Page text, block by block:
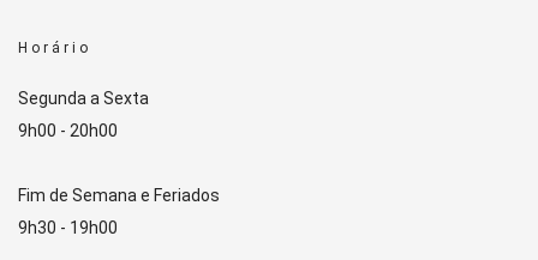
Horário
Segunda a Sexta
9h00 - 20h00
Fim de Semana e Feriados
9h30 - 19h00